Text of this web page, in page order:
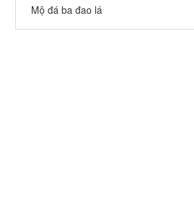
Mộ đá ba đao lá